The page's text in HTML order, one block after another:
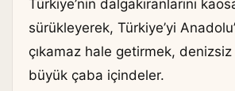
Türkiye’nin dalgakıranlarını
sürükleyerek, Türkiye’yi
çıkamaz hale getirmek, denizsiz
büyük çaba içindeler.